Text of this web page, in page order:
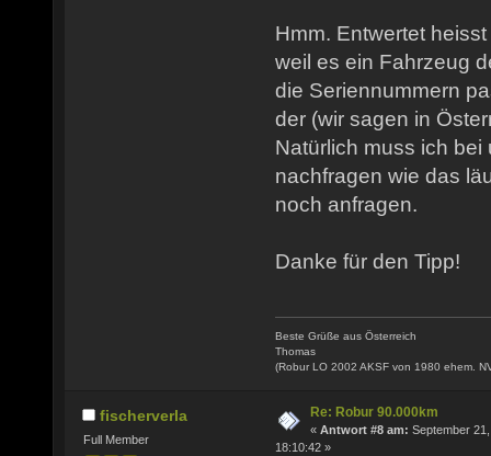
Hmm. Entwertet
weil es ein Fahrzeug
die Seriennummern
der (wir sagen in
Natürlich muss ich
nachfragen wie das
noch anfragen.
Danke für den Tipp!
Beste Grüße aus Österreich
Thomas
(Robur LO 2002 AKSF von 1980 ehem.
fischerverla
Full Member
Re: Robur 90.000km
« Antwort #8 am: September
18:10:42 »